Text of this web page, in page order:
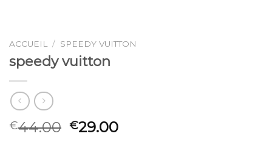
ACCUEIL / SPEEDY VUITTON
speedy vuitton
€44.00 €29.00